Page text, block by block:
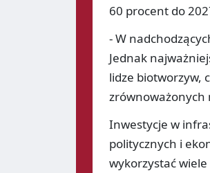
60 procent do
- W
Jednak
lidze biotworzyw,
zrównoważonych
Inwestycje w
politycznych i
wykorzystać